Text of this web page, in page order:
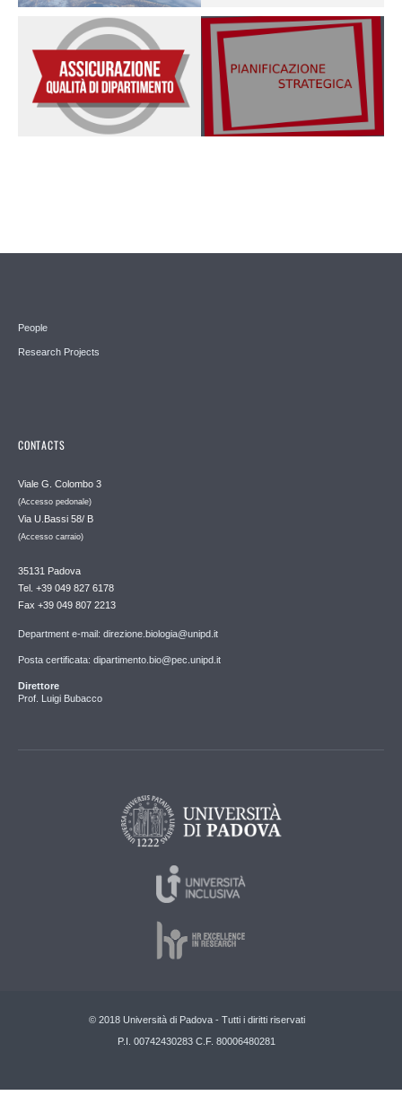
People
Research Projects
CONTACTS
Viale G. Colombo 3
(Accesso pedonale)
Via U.Bassi 58/ B
(Accesso carraio)
35131 Padova
Tel. +39 049 827 6178
Fax +39 049 807 2213
Department e-mail: direzione.biologia@unipd.it
Posta certificata: dipartimento.bio@pec.unipd.it
Direttore
Prof. Luigi Bubacco
© 2018 Università di Padova - Tutti i diritti riservati
P.I. 00742430283 C.F. 80006480281